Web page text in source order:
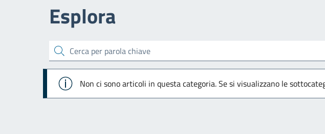
Esplora
cerca
Info
Non ci sono articoli in questa categoria. Se si visualizzano le